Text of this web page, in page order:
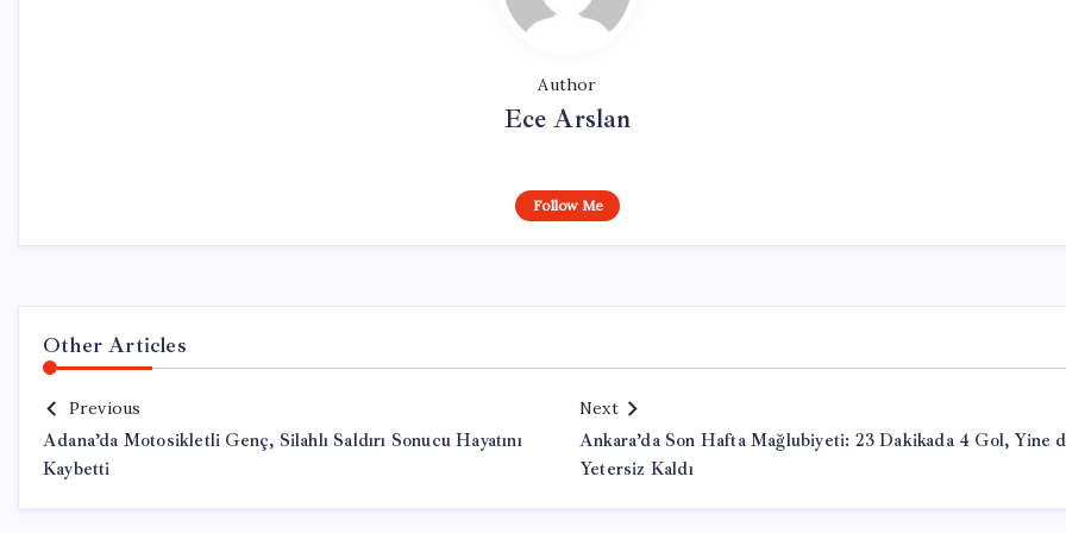
Author
Ece Arslan
Follow Me
Other Articles
Previous
Adana’da Motosikletli Genç, Silahlı Saldırı Sonucu Hayatını
Kaybetti
Next
Ankara’da Son Hafta Mağlubiyeti: 23 Dakikada 4 Gol, Yine
Yetersiz Kaldı